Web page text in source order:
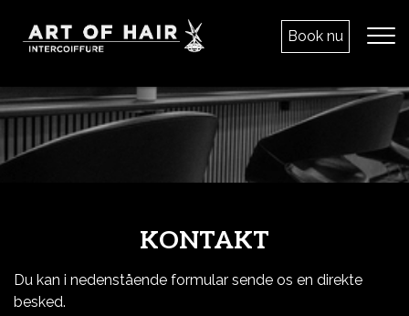
hovedindhold
Book nu
KONTAKT
Du kan i nedenstående formular sende os en direkte
besked.